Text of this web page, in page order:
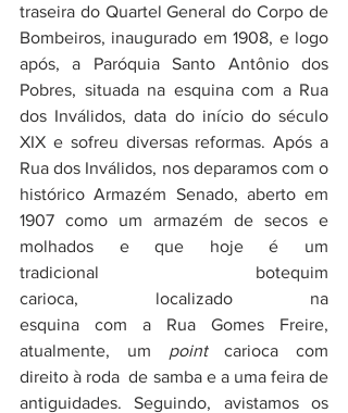
traseira do Quartel General do Corpo de
Bombeiros, inaugurado em 1908, e logo
após, a Paróquia Santo Antônio dos
Pobres, situada na esquina com a Rua
dos Inválidos, data do início do século
XIX e sofreu diversas reformas. Após a
Rua dos Inválidos, nos deparamos com o
histórico Armazém Senado, aberto em
1907 como um armazém de secos e
molhados e que hoje é um
tradicional botequim
carioca, localizado na
esquina com a Rua Gomes Freire,
atualmente, um point carioca com
direito à roda  de samba e a uma feira de
antiguidades. Seguindo, avistamos os